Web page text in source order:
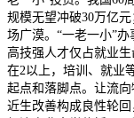
规模无望冲破30万亿
场广漠。“一老一小”
高技强人才仅占就业
在2以上，培训、就业
起点和落脚点。让流
近生改善构成良性轮